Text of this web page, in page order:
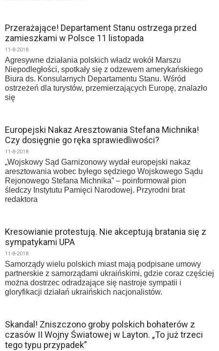
Przerażające! Departament Stanu ostrzega przed
zamieszkami w Polsce 11 listopada
11-8-2018
Agresywne działania polskich władz wokół Marszu
Niepodległości, spotkały się z odzewem amerykańskiego
Biura ds. Konsularnych Departamentu Stanu. Wśród
ostrzeżeń dla turystów, przemierzających Europę, znalazło
się
Europejski Nakaz Aresztowania Stefana Michnika!
Czy dosięgnie go ręka sprawiedliwości?
11-8-2018
„Wojskowy Sąd Garnizonowy wydał europejski nakaz
aresztowania wobec byłego sędziego Wojskowego Sądu
Rejonowego Stefana Michnika” – poinformował pion
śledczy Instytutu Pamięci Narodowej. Przyrodni brat
redaktora
Kresowianie protestują. Nie akceptują bratania się z
sympatykami UPA
11-8-2018
Samorządy wielu polskich miast mają podpisane umowy
partnerskie z samorządami ukraińskimi, gdzie coraz częściej
można dostrzec odradzające się nastroje sympatii i
gloryfikacji działań ukraińskich nacjonalistów.
Skandal! Zniszczono groby polskich bohaterów z
czasów II Wojny Światowej w Layton. „To już trzeci
tego typu przypadek”